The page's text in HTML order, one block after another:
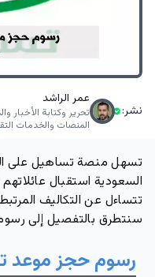
نشر:
عمر الراشد
تحرير وكتابة الأخبار
المنصات والخدمات
تسهل منصة تساهيل على
السعودية استقبال
تتساءل عن التكاليف
سنتطرق بالتفصيل إلى
رسوم حجز موعد